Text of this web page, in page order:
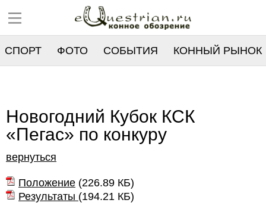
СПОРТ ФОТО СОБЫТИЯ КОННЫЙ РЫНОК
Новогодний Кубок КСК
«Пегас» по конкуру
вернуться
Положение (226.89 КБ)
Результаты (194.21 КБ)